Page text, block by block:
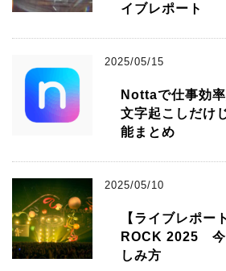
イブレポート
2025/05/15
Nottaで仕事効
文字起こしだけ
能まとめ
2025/05/10
【ライブレポー
ROCK 2025 今
しみ方